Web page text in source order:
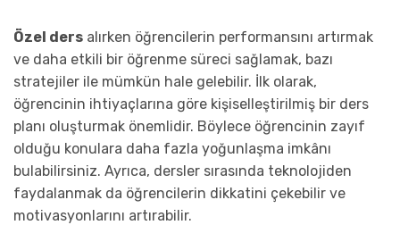
Özel ders alırken öğrencilerin performansını artırmak
ve daha etkili bir öğrenme süreci sağlamak, bazı
stratejiler ile mümkün hale gelebilir. İlk olarak,
öğrencinin ihtiyaçlarına göre kişiselleştirilmiş bir ders
planı oluşturmak önemlidir. Böylece öğrencinin zayıf
olduğu konulara daha fazla yoğunlaşma imkânı
bulabilirsiniz. Ayrıca, dersler sırasında teknolojiden
faydalanmak da öğrencilerin dikkatini çekebilir ve
motivasyonlarını artırabilir.